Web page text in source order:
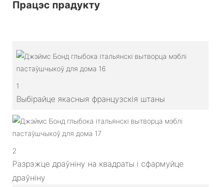
Працэс прадукту
1
Выбірайце якасныя французскія штаны
2
Разрэжце драўніну на квадраты і сфармуйце
драўніну